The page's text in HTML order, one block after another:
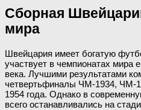
Сборная
мира
Швейцария имеет богатую
участвует в чемпионатах мира
века. Лучшими результатами
четвертьфиналы ЧМ-1934, ЧМ-
1954 года. Однако в
всего останавливались на